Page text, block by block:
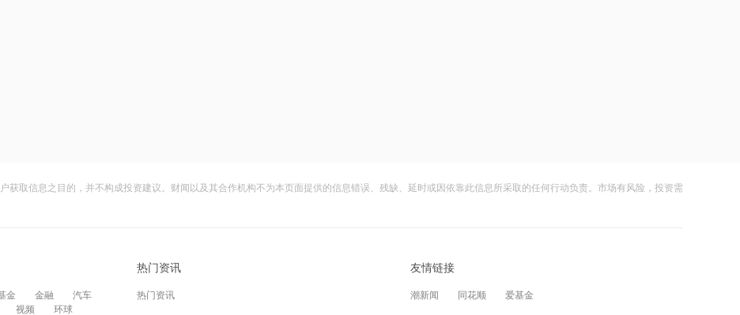
12:01
市北高新、东方证券等成立私募投资基
大涨152%！哈啰、美团单车“好伙伴”登
10
获取信息之目的，并不构成投资建议。财闻以及其合作机构不为本页面提供的信息错误、残缺、延时或因依靠此信息所采取的任何行动负责。市场有风险，投资需
金 金融
汽车
视频 环球
热门资讯
热门资讯
友情链接
潮新闻 同花顺 爱基金